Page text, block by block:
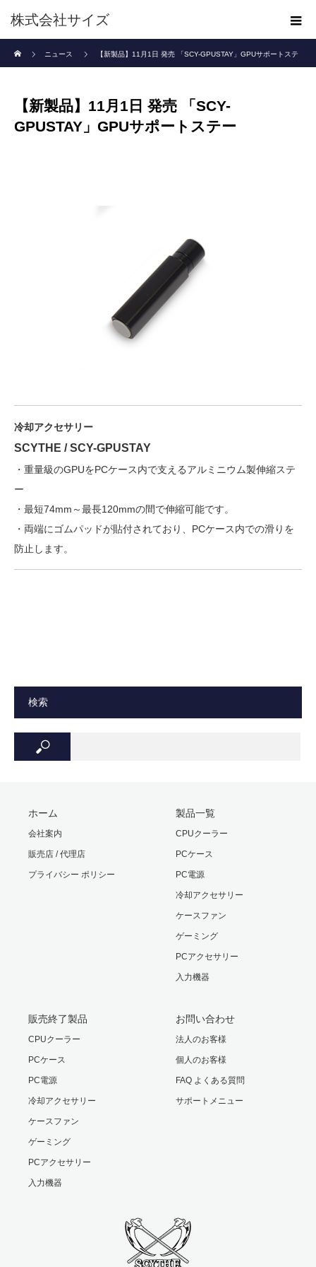
株式会社サイズ
ニュース
【新製品】11月1日 発売 「SCY-GPUSTAY」GPUサポートステ
【新製品】11月1日 発売 「SCY-
GPUSTAY」GPUサポートステー
冷却アクセサリー
SCYTHE / SCY-GPUSTAY
・重量級のGPUをPCケース内で支えるアルミニウム製伸縮ステ
ー
・最短74mm～最長120mmの間で伸縮可能です。
・両端にゴムパッドが貼付されており、PCケース内での滑りを
防止します。
検索
ホーム
会社案内
販売店 / 代理店
プライバシー ポリシー
製品一覧
CPUクーラー
PCケース
PC電源
冷却アクセサリー
ケースファン
ゲーミング
PCアクセサリー
入力機器
販売終了製品
CPUクーラー
PCケース
PC電源
冷却アクセサリー
ケースファン
ゲーミング
PCアクセサリー
入力機器
お問い合わせ
法人のお客様
個人のお客様
FAQ よくある質問
サポートメニュー